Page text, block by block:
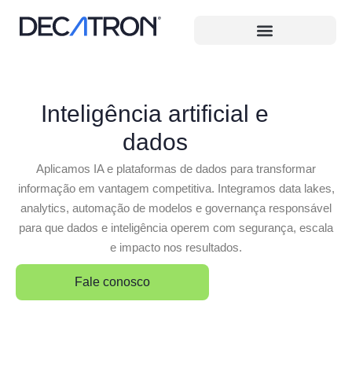
Inteligência artificial e
dados
Aplicamos IA e plataformas de dados para transformar
informação em vantagem competitiva. Integramos data lakes,
analytics, automação de modelos e governança responsável
para que dados e inteligência operem com segurança, escala
e impacto nos resultados.
Fale conosco